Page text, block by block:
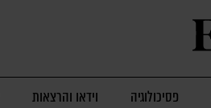
פסיכולוגיה וידאו והרצאות